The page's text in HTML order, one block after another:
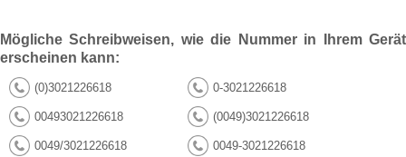
Mögliche Schreibweisen, wie die Nummer in Ihrem Gerät
erscheinen kann:
(0)3021226618 0-3021226618
00493021226618 (0049)3021226618
0049/3021226618 0049-3021226618